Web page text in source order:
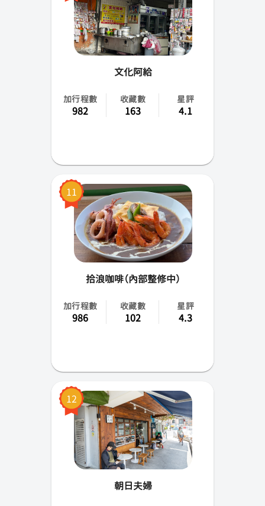
文化阿給
加行程數
982
收藏數
163
星評
4.1
11
拾浪咖啡（內部整修中）
加行程數
986
收藏數
102
星評
4.3
12
朝日夫婦